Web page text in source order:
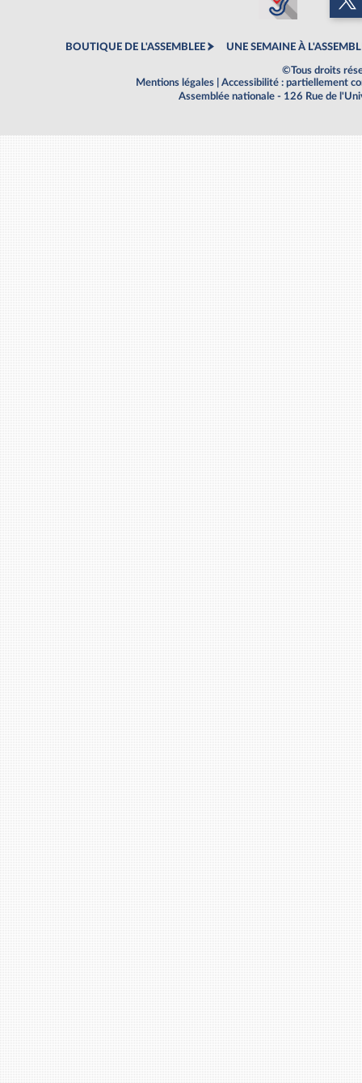
BOUTIQUE DE L'ASSEMBLEE UNE SEMAINE À
©Tous droits
Mentions légales
Accessibilité : partiellement
Assemblée nationale - 126 Rue de